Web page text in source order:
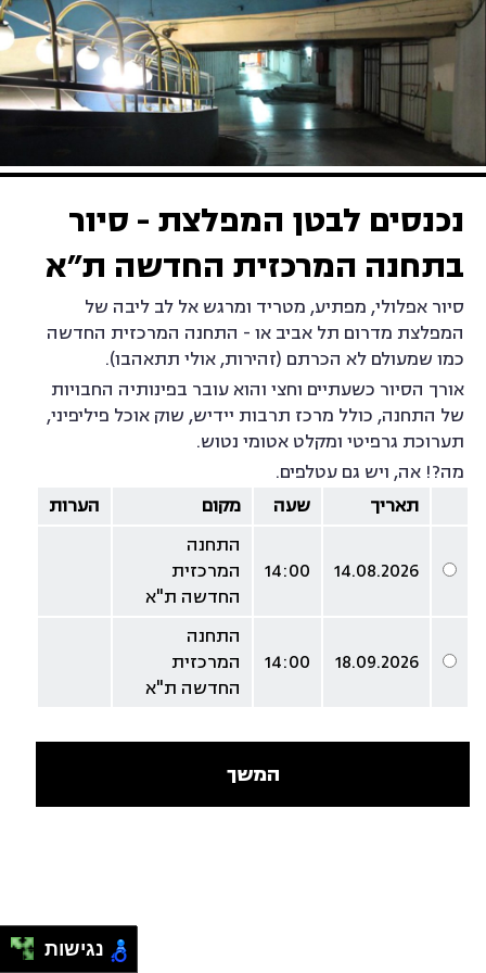
נכנסים לבטן המפלצת - סיור
בתחנה המרכזית החדשה ת״א
סיור אפלולי, מפתיע, מטריד ומרגש אל לב ליבה של
המפלצת מדרום תל אביב או - התחנה המרכזית החדשה
כמו שמעולם לא הכרתם (זהירות, אולי תתאהבו).
אורך הסיור כשעתיים וחצי והוא עובר בפינותיה החבויות
של התחנה, כולל מרכז תרבות יידיש, שוק אוכל פיליפיני,
תערוכת גרפיטי ומקלט אטומי נטוש.
מה?! אה, ויש גם עטלפים.
תאריך
שעה מקום הערות
14.08.2026
14:00
התחנה
המרכזית
החדשה ת"א
18.09.2026
14:00
התחנה
המרכזית
החדשה ת"א
המשך
נגישות